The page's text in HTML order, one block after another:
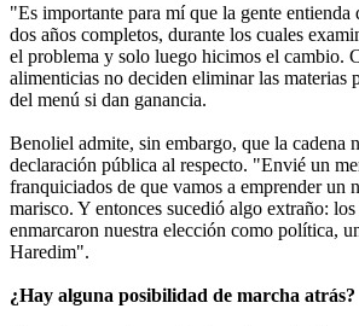
"Es importante para mí que la gente entienda
dos años completos, durante los cuales
el problema y solo luego hicimos el cambio.
alimenticias no deciden eliminar las materias
del menú si dan ganancia.
Benoliel admite, sin embargo, que la cadena
declaración pública al respecto. "Envié un
franquiciados de que vamos a emprender un
marisco. Y entonces sucedió algo extraño:
enmarcaron nuestra elección como política,
Haredim".
¿Hay alguna posibilidad de marcha atrás?